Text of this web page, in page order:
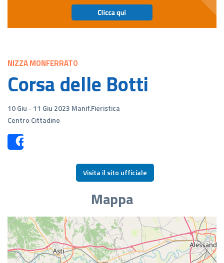
NIZZA MONFERRATO
Corsa delle Botti
10 Giu - 11 Giu 2023 Manif.Fieristica
Centro Cittadino
Visita il sito ufficiale
Mappa